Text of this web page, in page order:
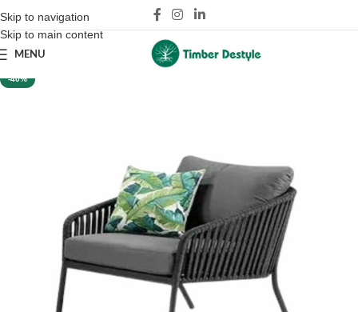
Skip to navigation
Skip to main content
MENU
-40%